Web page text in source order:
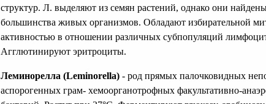
структур. Л. выделяют из семян растений, однако они
большинства живых организмов. Обладают избирательной
активностью в отношении различных субпопуляций
Агглютинируют эритроциты.
Леминорелла (Leminorella) - род прямых палочковидных
аспорогенных грам- хемоорганотрофных факультативно-